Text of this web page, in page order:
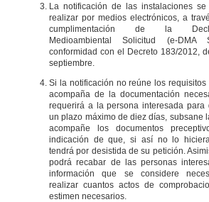
La notificación de las instalaciones se
realizar por medios electrónicos, a
cumplimentación de la
Medioambiental Solicitud (e-DMA
conformidad con el Decreto 183/2012,
septiembre.
Si la notificación no reúne los requisitos
acompaña de la documentación
requerirá a la persona interesada para
un plazo máximo de diez días, subsane
acompañe los documentos
indicación de que, si así no lo
tendrá por desistida de su petición.
podrá recabar de las personas
información que se considere
realizar cuantos actos de
estimen necesarios.